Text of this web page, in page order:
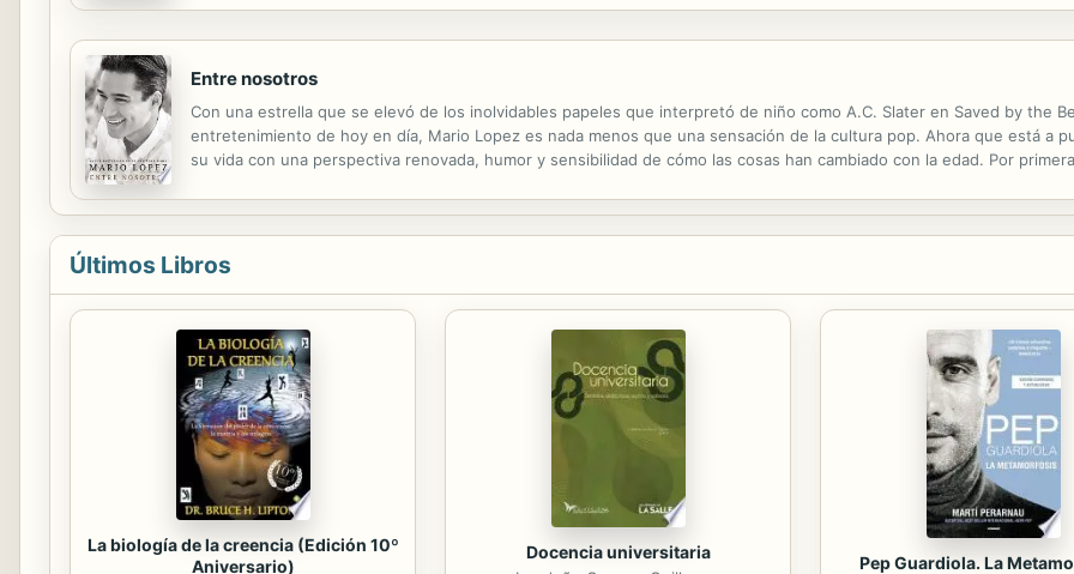
Entre nosotros
Con una estrella que se elevó de los inolvidables papeles que interpretó de niño como A.C. Slater en Saved by the
entretenimiento de hoy en día, Mario Lopez es nada menos que una sensación de la cultura pop. Ahora que está a
su vida con una perspectiva renovada, humor y sensibilidad de cómo las cosas han cambiado con la edad. Por
Últimos Libros
La biología de la creencia (Edición 10º
Aniversario)
Docencia universitaria
Pep Guardiola. La